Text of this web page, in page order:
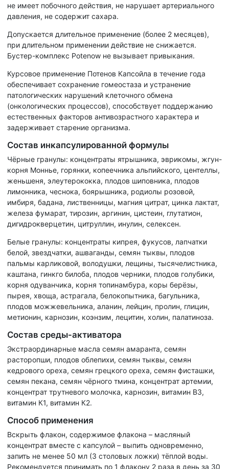
не имеет побочного действия, не нарушает артериального
давления, не содержит сахара.
Допускается длительное применение (более 2 месяцев),
при длительном применении действие не снижается.
Бустер-комплекс Potenow не вызывает привыкания.
Курсовое применение Потенов Капсойла в течение года
обеспечивает сохранение гомеостаза и устранение
патологических нарушений клеточного обмена
(онкологических процессов), способствует поддержанию
естественных факторов антивозрастного характера и
задерживает старение организма.
Состав инкапсулированной формулы
Чёрные гранулы: концентраты ятрышника, эврикомы, жгун-
корня Моннье, горянки, копеечника альпийского, центеллы,
женьшеня, элеутерококка, плодов шиповника, плодов
лимонника, чеснока, боярышника, родиолы розовой,
имбиря, бадана, лиственницы, магния цитрат, цинка лактат,
железа фумарат, тирозин, аргинин, цистеин, глутатион,
дигидрокверцетин, цитруллин, инулин, селексен.
Белые гранулы: концентраты кипрея, фукусов, лапчатки
белой, звездчатки, ашваганды, семян тыквы, плодов
пальмы карликовой, володушки, лещины, тысячелистника,
каштана, гинкго билоба, плодов черники, плодов голубики,
корня одуванчика, корня топинамбура, коры берёзы,
пырея, хвоща, астрагала, белокопытника, багульника,
плодов можжевельника, аланин, лейцин, пролин, глицин,
метионин, карнозин, коэнзим, лецитин, холин, палатиноза.
Состав среды-активатора
Экстраординарные масла семян амаранта, семян
расторопши, плодов облепихи, семян тыквы, семян
кедрового ореха, семян грецкого ореха, семян фисташки,
семян пекана, семян чёрного тмина, концентрат артемии,
концентрат трутневого молочка, карнозин, витамин В3,
витамин К1, витамин К2.
Способ применения
Вскрыть флакон, содержимое флакона – масляный
концентрат вместе с капсулой – выпить одновременно,
запить не менее 50 мл (3 столовых ложки) тёплой воды.
Рекомендуется принимать по 1 флакону 2 раза в день за 30